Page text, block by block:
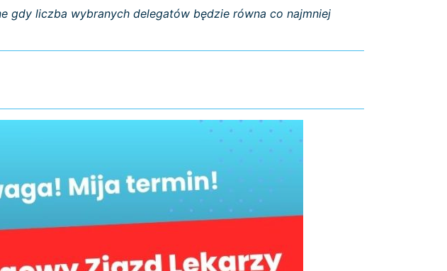
gdy liczba wybranych delegatów będzie równa co najmniej